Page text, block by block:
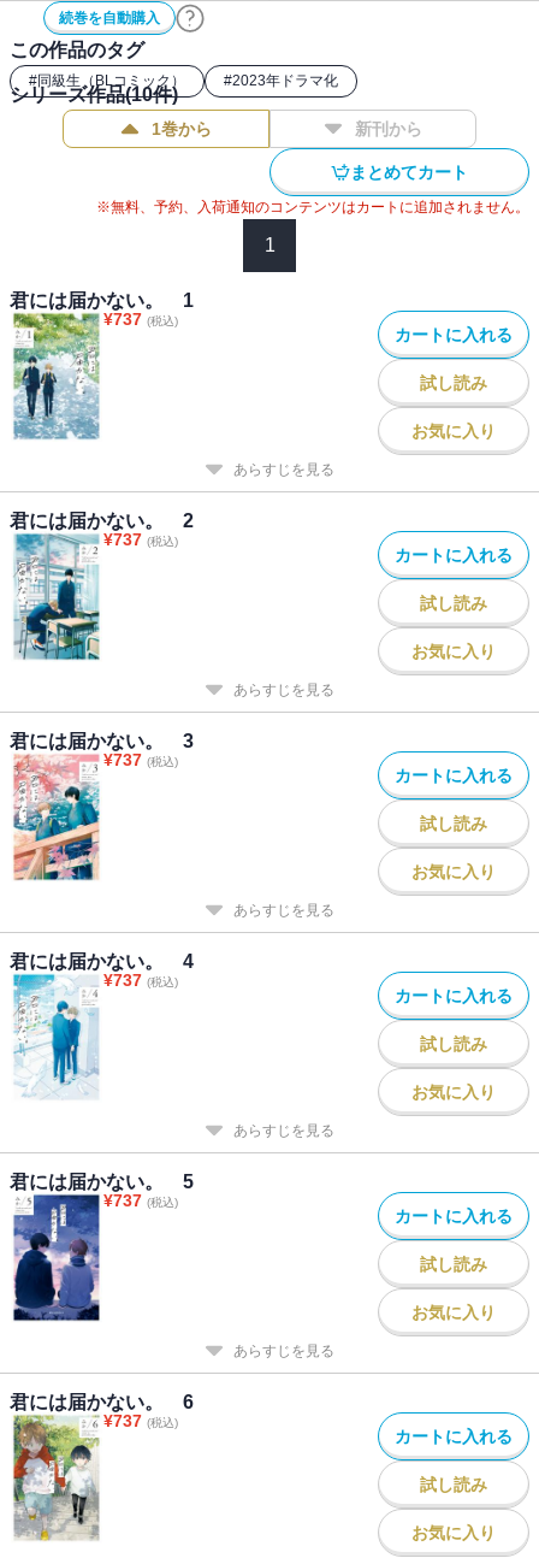
続巻を自動購入
この作品のタグ
#同級生（BLコミック） #2023年ドラマ化
シリーズ作品(10件)
1巻から 新刊から
まとめてカート
※無料、予約、入荷通知のコンテンツはカートに追加されません。
1
君には届かない。 1
¥737 (税込)
カートに入れる
試し読み
お気に入り
あらすじを見る
君には届かない。 2
¥737 (税込)
カートに入れる
試し読み
お気に入り
あらすじを見る
君には届かない。 3
¥737 (税込)
カートに入れる
試し読み
お気に入り
あらすじを見る
君には届かない。 4
¥737 (税込)
カートに入れる
試し読み
お気に入り
あらすじを見る
君には届かない。 5
¥737 (税込)
カートに入れる
試し読み
お気に入り
あらすじを見る
君には届かない。 6
¥737 (税込)
カートに入れる
試し読み
お気に入り